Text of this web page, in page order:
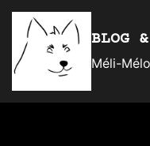
Aller
contenu
BLOG
Méli-